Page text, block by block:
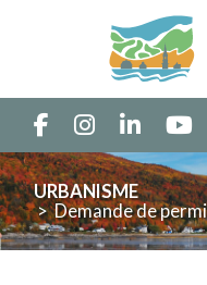
URBANISME
> Demande de